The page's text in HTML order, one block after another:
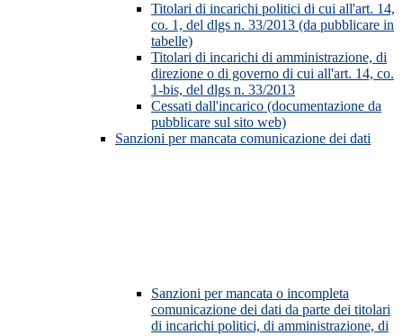
Titolari di incarichi politici di cui all'art. 14,
co. 1, del dlgs n. 33/2013 (da pubblicare in
tabelle)
Titolari di incarichi di amministrazione, di
direzione o di governo di cui all'art. 14, co.
1-bis, del dlgs n. 33/2013
Cessati dall'incarico (documentazione da
pubblicare sul sito web)
Sanzioni per mancata comunicazione dei dati
Sanzioni per mancata o incompleta
comunicazione dei dati da parte dei titolari
di incarichi politici, di amministrazione, di